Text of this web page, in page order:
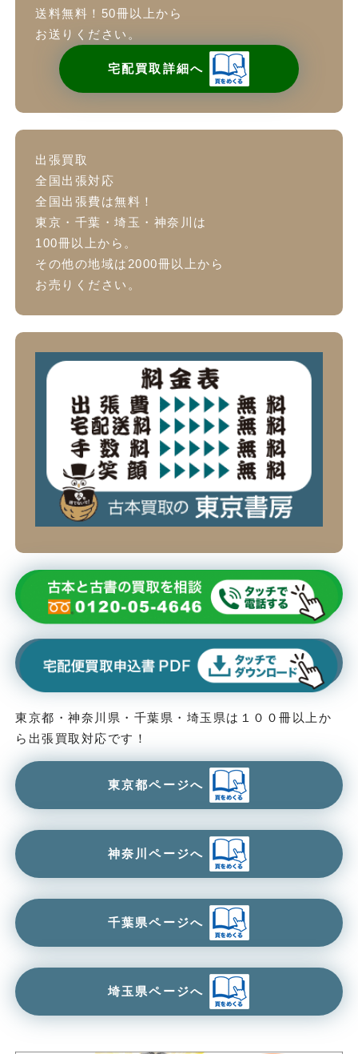
送料無料！50冊以上から
お送りください。
宅配買取詳細へ
出張買取
全国出張対応
全国出張費は無料！
東京・千葉・埼玉・神奈川は
100冊以上から。
その他の地域は2000冊以上から
お売りください。
東京都・神奈川県・千葉県・埼玉県は１００冊以上か
ら出張買取対応です！
東京都ページへ
神奈川ページへ
千葉県ページへ
埼玉県ページへ